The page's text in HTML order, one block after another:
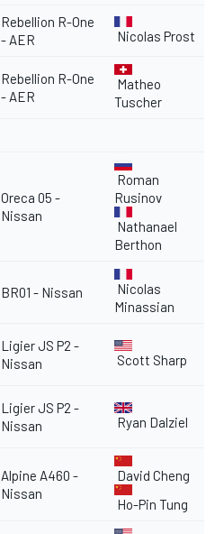
Rebellion R-One
- AER
Nicolas Prost
Rebellion R-One
- AER
Matheo
Tuscher
Oreca 05 -
Nissan
Roman
Rusinov
Nathanael
Berthon
BR01 - Nissan
Nicolas
Minassian
Ligier JS P2 -
Nissan
Scott Sharp
Ligier JS P2 -
Nissan
Ryan Dalziel
Alpine A460 -
Nissan
David Cheng
Ho-Pin Tung